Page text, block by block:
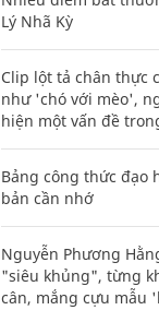
Lý Nhã Kỳ
Clip lột tả chân thực
như 'chó với mèo',
hiện một vấn đề
Bảng công thức đạo
bản cần nhớ
Nguyễn Phương
"siêu khủng", từng
cân, mắng cựu mẫu